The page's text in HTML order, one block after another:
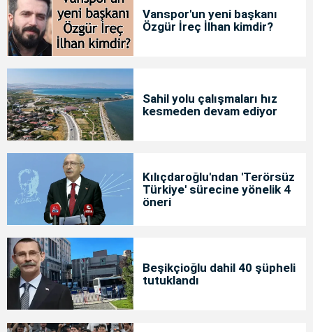
Vanspor'un yeni başkanı
Özgür İreç İlhan kimdir?
Sahil yolu çalışmaları hız
kesmeden devam ediyor
Kılıçdaroğlu'ndan 'Terörsüz
Türkiye' sürecine yönelik 4
öneri
Beşikçioğlu dahil 40 şüpheli
tutuklandı